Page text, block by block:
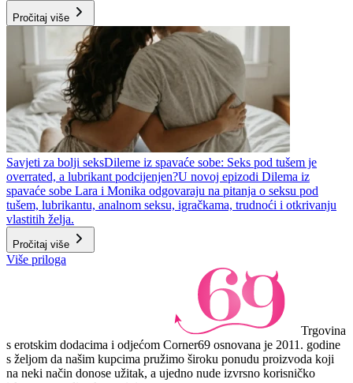
Pročitaj više
Savjeti za bolji seksDileme iz spavaće sobe: Seks pod tušem je
overrated, a lubrikant podcijenjen?U novoj epizodi Dilema iz
spavaće sobe Lara i Monika odgovaraju na pitanja o seksu pod
tušem, lubrikantu, analnom seksu, igračkama, trudnoći i otkrivanju
vlastitih želja.
Pročitaj više
Više priloga
Trgovina
s erotskim dodacima i odjećom Corner69 osnovana je 2011. godine
s željom da našim kupcima pružimo široku ponudu proizvoda koji
na neki način donose užitak, a ujedno nude izvrsno korisničko